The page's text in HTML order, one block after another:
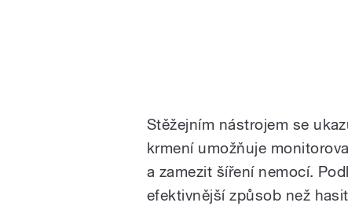
Stěžejním nástrojem se
krmení umožňuje
a zamezit šíření nemocí.
efektivnější způsob než